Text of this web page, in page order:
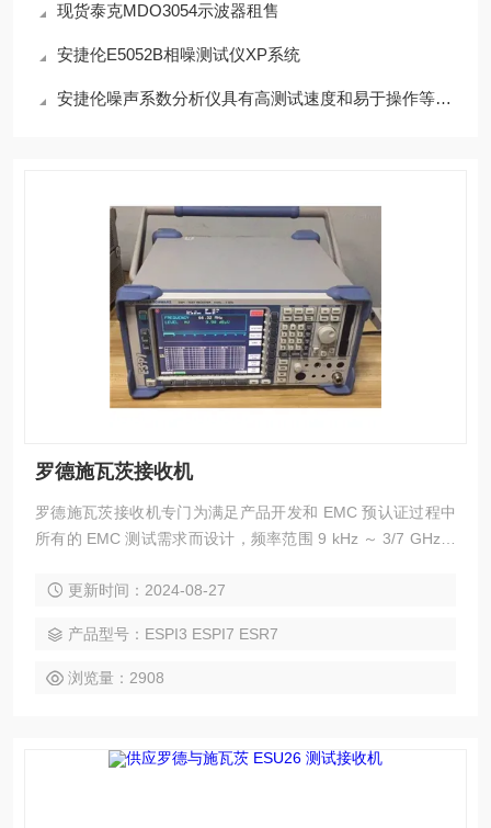
现货泰克MDO3054示波器租售
安捷伦E5052B相噪测试仪XP系统
安捷伦噪声系数分析仪具有高测试速度和易于操作等优点
罗德施瓦茨接收机
罗德施瓦茨接收机专门为满足产品开发和 EMC 预认证过程中
所有的 EMC 测试需求而设计，频率范围 9 kHz ～ 3/7 GHz，
I型号都具有出色的动态范围，因而能根据 CISPR 16-1-1 对脉
客服
更新时间：2024-08-27
产品型号：ESPI3 ESPI7 ESR7
浏览量：2908